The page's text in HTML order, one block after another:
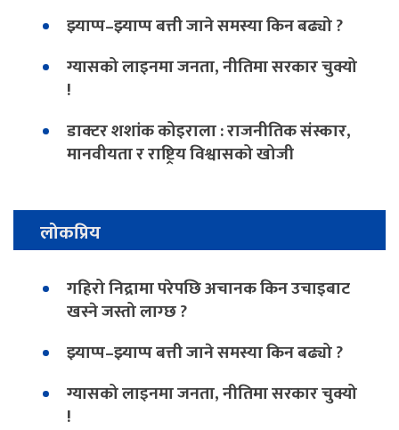
झ्याप्प–झ्याप्प बत्ती जाने समस्या किन बढ्यो ?
ग्यासको लाइनमा जनता, नीतिमा सरकार चुक्यो
!
डाक्टर शशांक कोइराला : राजनीतिक संस्कार,
मानवीयता र राष्ट्रिय विश्वासको खोजी
लोकप्रिय
गहिरो निद्रामा परेपछि अचानक किन उचाइबाट
खस्ने जस्तो लाग्छ ?
झ्याप्प–झ्याप्प बत्ती जाने समस्या किन बढ्यो ?
ग्यासको लाइनमा जनता, नीतिमा सरकार चुक्यो
!